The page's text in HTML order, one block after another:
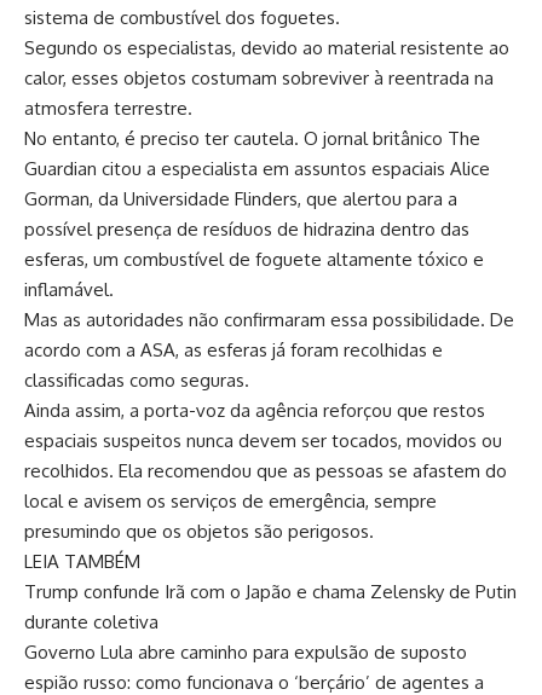
sistema de combustível dos foguetes.
Segundo os especialistas, devido ao material resistente ao
calor, esses objetos costumam sobreviver à reentrada na
atmosfera terrestre.
No entanto, é preciso ter cautela. O jornal britânico The
Guardian citou a especialista em assuntos espaciais Alice
Gorman, da Universidade Flinders, que alertou para a
possível presença de resíduos de hidrazina dentro das
esferas, um combustível de foguete altamente tóxico e
inflamável.
Mas as autoridades não confirmaram essa possibilidade. De
acordo com a ASA, as esferas já foram recolhidas e
classificadas como seguras.
Ainda assim, a porta-voz da agência reforçou que restos
espaciais suspeitos nunca devem ser tocados, movidos ou
recolhidos. Ela recomendou que as pessoas se afastem do
local e avisem os serviços de emergência, sempre
presumindo que os objetos são perigosos.
LEIA TAMBÉM
Trump confunde Irã com o Japão e chama Zelensky de Putin
durante coletiva
Governo Lula abre caminho para expulsão de suposto
espião russo: como funcionava o ‘berçário’ de agentes a